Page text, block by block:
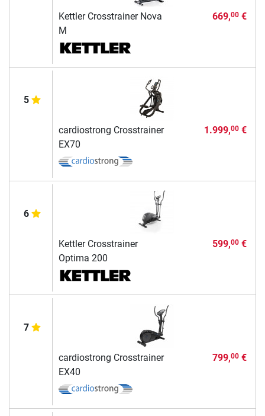
Kettler Crosstrainer Nova
M
669,00€
5
cardiostrong Crosstrainer
EX70
1.999,00€
6
Kettler Crosstrainer
Optima 200
599,00€
7
cardiostrong Crosstrainer
EX40
799,00€